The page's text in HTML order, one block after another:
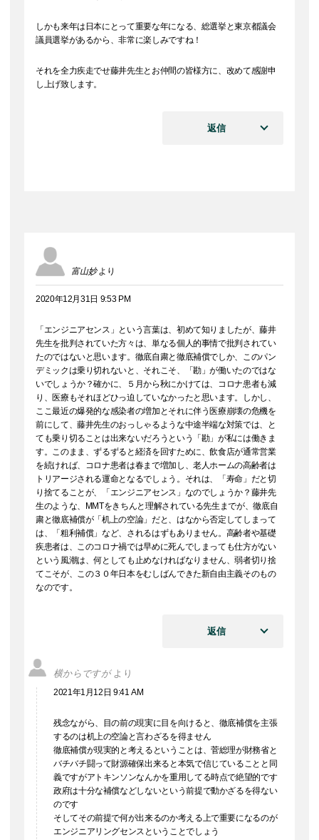
しかも来年は日本にとって重要な年になる、総選挙と東京都議会
議員選挙があるから、非常に楽しみですね！
それを全力疾走でせ藤井先生とお仲間の皆様方に、改めて感謝申
し上げ致します。
返信
富山妙 より
2020年12月31日 9:53 PM
「エンジニアセンス」という言葉は、初めて知りましたが、藤井
先生を批判されていた方々は、単なる個人的事情で批判されてい
たのではないと思います。徹底自粛と徹底補償でしか、このパン
デミックは乗り切れないと、それこそ、「勘」が働いたのではな
いでしょうか？確かに、５月から秋にかけては、コロナ患者も減
り、医療もそれほどひっ迫していなかったと思います。しかし、
ここ最近の爆発的な感染者の増加とそれに伴う医療崩壊の危機を
前にして、藤井先生のおっしゃるような中途半端な対策では、と
ても乗り切ることは出来ないだろうという「勘」が私には働きま
す。このまま、ずるずると経済を回すために、飲食店が通常営業
を続ければ、コロナ患者は春まで増加し、老人ホームの高齢者は
トリアージされる運命となるでしょう。それは、「寿命」だと切
り捨てることが、「エンジニアセンス」なのでしょうか？藤井先
生のような、MMTをきちんと理解されている先生までが、徹底自
粛と徹底補償が「机上の空論」だと、はなから否定してしまって
は、「粗利補償」など、されるはずもありません。高齢者や基礎
疾患者は、このコロナ禍では早めに死んでしまっても仕方がない
という風潮は、何としても止めなければなりません、弱者切り捨
てこそが、この３０年日本をむしばんできた新自由主義そのもの
なのです。
返信
横からですが より
2021年1月12日 9:41 AM
残念ながら、目の前の現実に目を向けると、徹底補償を主張
するのは机上の空論と言わざるを得ません
徹底補償が現実的と考えるということは、菅総理が財務省と
バチバチ闘って財源確保出来ると本気で信じていることと同
義ですがアトキンソンなんかを重用してる時点で絶望的です
政府は十分な補償などしないという前提で動かざるを得ない
のです
そしてその前提で何が出来るのか考える上で重要になるのが
エンジニアリングセンスということでしょう